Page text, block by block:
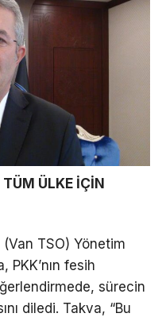
Telegram
ÜLKE İÇİN
TSO) Yönetim
PKK’nın fesih
sürecin
diledi. Takva, “Bu